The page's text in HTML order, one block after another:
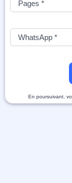
En poursuivant,